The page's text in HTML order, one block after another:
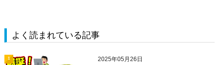
よく読まれている記事
1 2025年05月26日